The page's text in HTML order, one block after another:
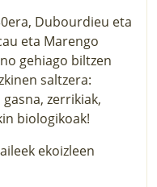
Dubourdieu eta
eta Marengo
gehiago biltzen
saltzera:
zerrikiak,
biologikoak!
ekoizleen